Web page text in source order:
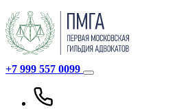
+7 999 557 0099